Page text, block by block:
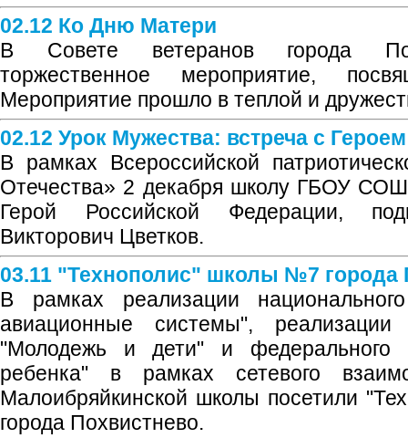
02.12 Ко Дню Матери
В Совете ветеранов города
торжественное мероприятие,
Мероприятие прошло в теплой и
02.12 Урок Мужества: встреча с
В рамках Всероссийской
Отечества» 2 декабря школу ГБОУ СОШ
Герой Российской Федерации,
Викторович Цветков.
03.11 "Технополис" школы №7 города
В рамках реализации
авиационные системы", реализации
"Молодежь и дети" и федерального
ребенка" в рамках сетевого
Малоибряйкинской школы посетили
города Похвистнево.